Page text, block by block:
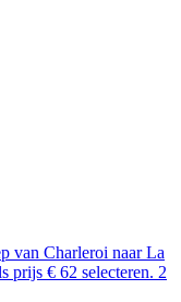
van Charleroi naar La
prijs € 62 selecteren. 2